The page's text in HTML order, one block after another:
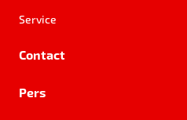
Service
Contact
Pers